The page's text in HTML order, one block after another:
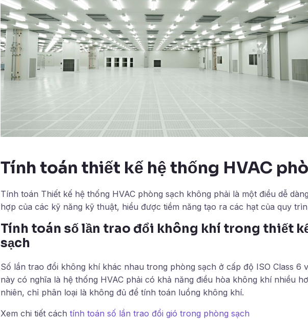
Tính toán thiết kế hệ thống HVAC
Tính toán Thiết kế hệ thống HVAC phòng sạch không phải là một điều dễ
hợp của các kỹ năng kỹ thuật, hiểu được tiềm năng tạo ra các hạt của quy
Tính toán số lần trao đổi không khí trong thiết
sạch
Số lần trao đổi không khí khác nhau trong phòng sạch ở cấp độ ISO Class 6
này có nghĩa là hệ thống HVAC phải có khả năng điều hòa không khí nhiều
nhiên, chỉ phân loại là không đủ để tính toán luồng không khí.
Xem chi tiết cách tính toán số lần trao đổi gió trong phòng sạch